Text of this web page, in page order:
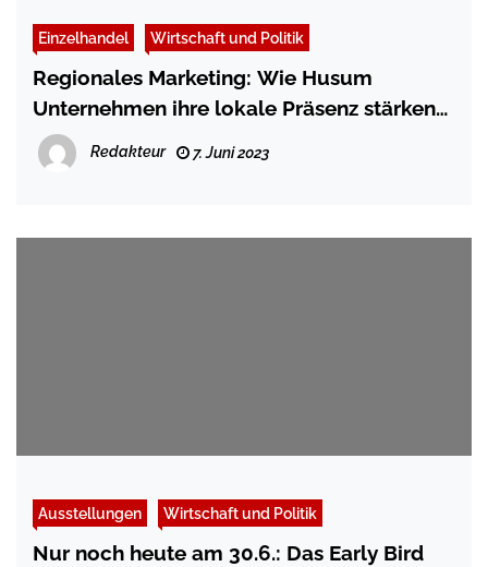
Einzelhandel Wirtschaft und Politik
Regionales Marketing: Wie Husum
Unternehmen ihre lokale Präsenz stärken
können
Redakteur 7. Juni 2023
Ausstellungen Wirtschaft und Politik
Nur noch heute am 30.6.: Das Early Bird